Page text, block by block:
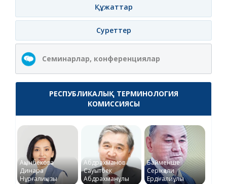
Құжаттар
Суреттер
Семинарлар, конференциялар
РЕСПУБЛИКАЛЫҚ ТЕРМИНОЛОГИЯ
КОМИССИЯСЫ
Ақынбекова
Динара
Нұрғалиқызы
Абдрахманов
Сауытбек
Абдрахманұлы
Байменше
Серікқали
Ердіғалиұлы